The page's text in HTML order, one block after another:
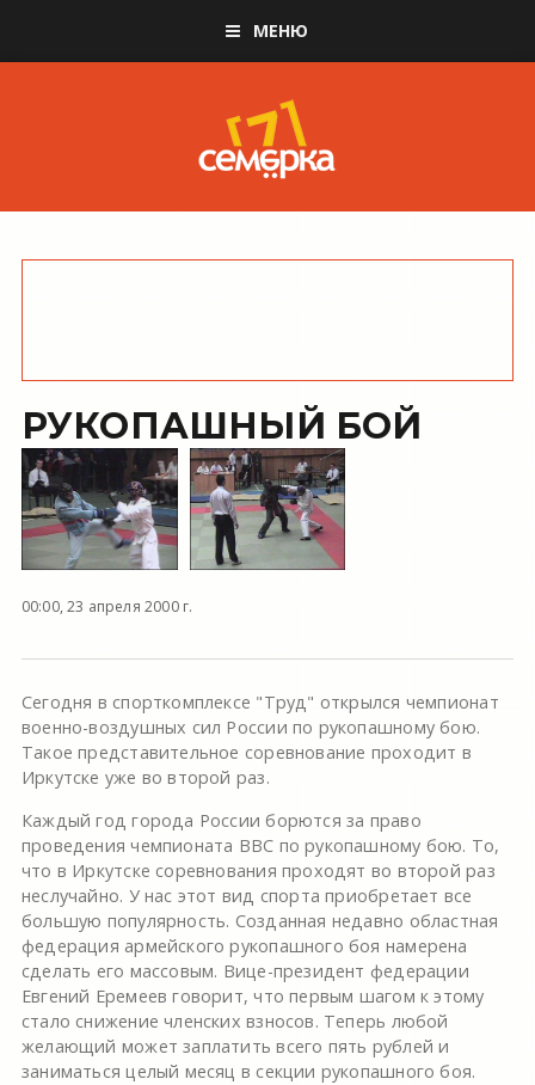
МЕНЮ
РУКОПАШНЫЙ БОЙ
00:00, 23 апреля 2000 г.
Сегодня в спорткомплексе "Труд" открылся чемпионат
военно-воздушных сил России по рукопашному бою.
Такое представительное соревнование проходит в
Иркутске уже во второй раз.
Каждый год города России борются за право
проведения чемпионата ВВС по рукопашному бою. То,
что в Иркутске соревнования проходят во второй раз
неслучайно. У нас этот вид спорта приобретает все
большую популярность. Созданная недавно областная
федерация армейского рукопашного боя намерена
сделать его массовым. Вице-президент федерации
Евгений Еремеев говорит, что первым шагом к этому
стало снижение членских взносов. Теперь любой
желающий может заплатить всего пять рублей и
заниматься целый месяц в секции рукопашного боя.